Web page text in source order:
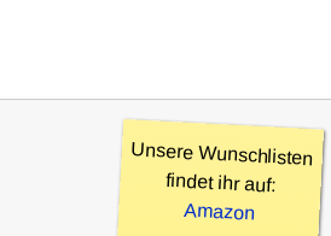
Unsere Wunschlisten
findet ihr auf:
Amazon